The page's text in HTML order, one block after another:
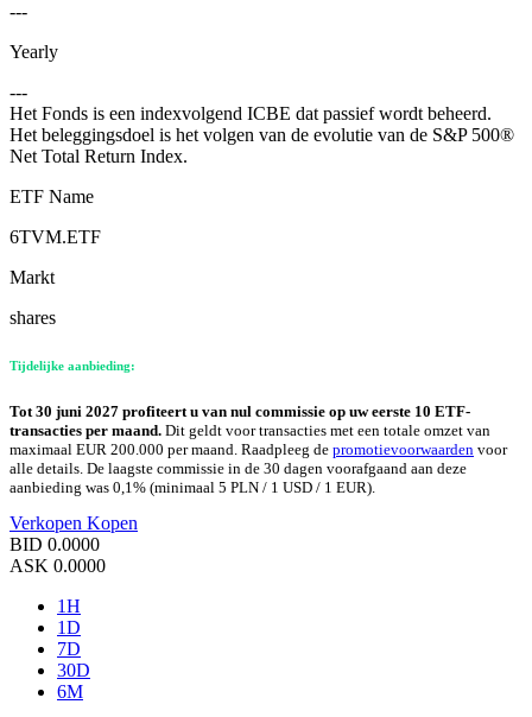
---
Yearly
---
Het Fonds is een indexvolgend ICBE dat passief wordt beheerd.
Het beleggingsdoel is het volgen van de evolutie van de S&P 500®
Net Total Return Index.
ETF Name
6TVM.ETF
Markt
shares
Tijdelijke aanbieding:
Tot 30 juni 2027 profiteert u van nul commissie op uw eerste 10 ETF-
transacties per maand. Dit geldt voor transacties met een totale omzet van
maximaal EUR 200.000 per maand. Raadpleeg de promotievoorwaarden voor
alle details. De laagste commissie in de 30 dagen voorafgaand aan deze
aanbieding was 0,1% (minimaal 5 PLN / 1 USD / 1 EUR).
Verkopen Kopen
BID 0.0000
ASK 0.0000
1H
1D
7D
30D
6M